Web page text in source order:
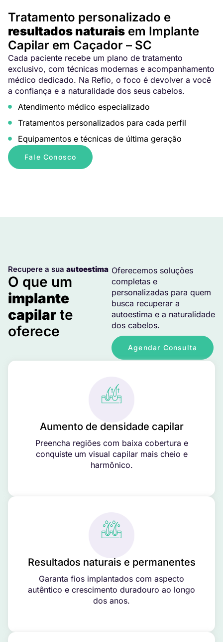
Tratamento personalizado e
resultados naturais em Implante
Capilar em Caçador – SC
Cada paciente recebe um plano de tratamento
exclusivo, com técnicas modernas e acompanhamento
médico dedicado. Na Refio, o foco é devolver a você
a confiança e a naturalidade dos seus cabelos.
Atendimento médico especializado
Tratamentos personalizados para cada perfil
Equipamentos e técnicas de última geração
Fale Conosco
Recupere a sua autoestima
O que um
implante
capilar te
oferece
Oferecemos soluções
completas e
personalizadas para quem
busca recuperar a
autoestima e a naturalidade
dos cabelos.
Agendar Consulta
Aumento de densidade capilar
Preencha regiões com baixa cobertura e
conquiste um visual capilar mais cheio e
harmônico.
Resultados naturais e permanentes
Garanta fios implantados com aspecto
autêntico e crescimento duradouro ao longo
dos anos.